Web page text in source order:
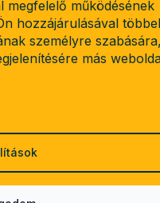
megfelelő működésének
hozzájárulásával
személyre
más